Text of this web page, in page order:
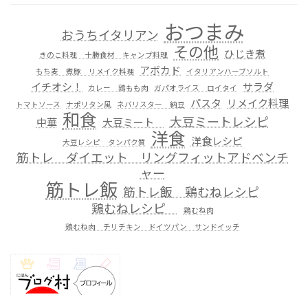
おうちイタリアン おつまみ
きのこ料理 十勝食材 キャンプ料理 その他 ひじき煮
もち麦 煮豚 リメイク料理 アボカド イタリアンハーブソルト
イチオシ！ カレー 鶏もも肉 ガパオライス ロイタイ サラダ
トマトソース ナポリタン風 ネバリスター 納豆 パスタ
リメイク料理
中華 和食 大豆ミート 大豆ミートレシピ
大豆レシピ タンパク質 洋食 洋食レシピ
筋トレ ダイエット リングフィットアドベンチ
ャー
筋トレ飯 筋トレ飯 鶏むねレシピ
鶏むねレシピ
鶏むね肉
鶏むね肉 チリチキン ドイツパン サンドイッチ